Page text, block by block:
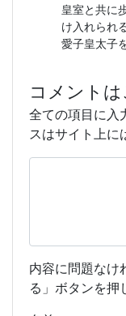
皇室と共に
け入れられ
愛子皇太子
コメント
全ての項目に入
スはサイト上に
内容に問題なけ
る」ボタンを押